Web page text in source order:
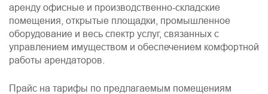
аренду офисные и производственно-складские
помещения, открытые площадки, промышленное
оборудование и весь спектр услуг, связанных с
управлением имуществом и обеспечением комфортной
работы арендаторов.
Прайс на тарифы по предлагаемым помещениям